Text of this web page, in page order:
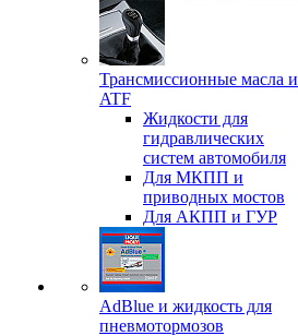
Трансмиссионные масла и
ATF
Жидкости для
гидравлических
систем автомобиля
Для МКПП и
приводных мостов
Для АКПП и ГУР
AdBlue и жидкость для
пневмотормозов